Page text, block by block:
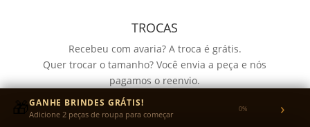
TROCAS
Recebeu com avaria? A troca é grátis.
Quer trocar o tamanho? Você envia a peça e nós
pagamos o reenvio.
Garantia de 30 dias para defeitos de fabricação no
tecido ou na estampa.
🎁GANHE BRINDES GRÁTIS!
Adicione 2 peças de roupa para começar 0% ›